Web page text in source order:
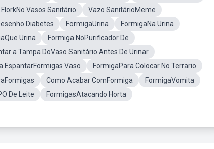
Vasos Sanitário
Vazo SanitárioMeme
Diabetes FormigaUrina
FormigaNa Urina
Urina
Formiga NoPurificador De
a Tampa DoVaso Sanitário Antes De Urinar
EspantarFormigas Vaso
FormigaPara Colocar No Terrario
Como Acabar ComFormiga
FormigaVomita
De Leite
FormigasAtacando Horta